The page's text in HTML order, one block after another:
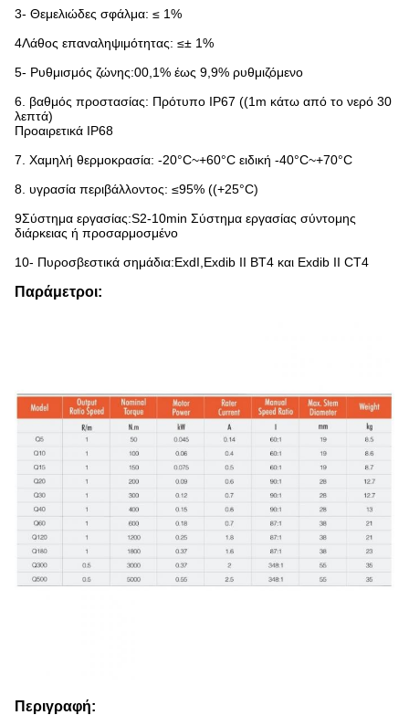
3- Θεμελιώδες σφάλμα: ≤ 1%
4Λάθος επαναληψιμότητας: ≤± 1%
5- Ρυθμισμός ζώνης:00,1% έως 9,9% ρυθμιζόμενο
6. βαθμός προστασίας: Πρότυπο IP67 ((1m κάτω από το νερό 30
λεπτά)
Προαιρετικά IP68
7. Χαμηλή θερμοκρασία: -20°C~+60°C ειδική -40°C~+70°C
8. υγρασία περιβάλλοντος: ≤95% ((+25°C)
9Σύστημα εργασίας:S2-10min Σύστημα εργασίας σύντομης
διάρκειας ή προσαρμοσμένο
10- Πυροσβεστικά σημάδια:ExdI,Exdib II BT4 και Exdib II CT4
Παράμετροι:
Περιγραφή: